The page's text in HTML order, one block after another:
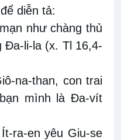
diễn tả:
như chàng thủ
Đa-li-la (x. Tl 16,4-
na-than, con trai
mình là Đa-vít
ra-en yêu Giu-se